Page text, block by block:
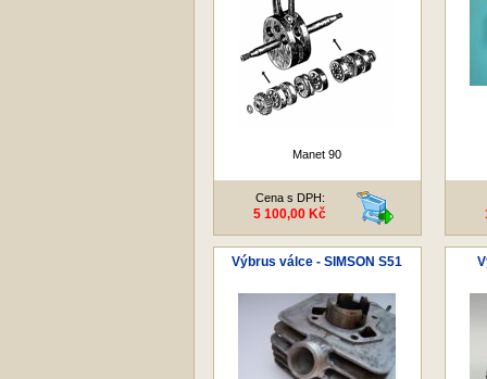
Manet 90
Cena s DPH:
5 100,00 Kč
Výbrus válce - SIMSON S51